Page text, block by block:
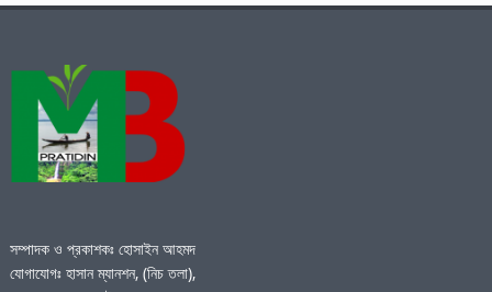
সম্পাদক ও প্রকাশকঃ হোসাইন আহমদ
যোগাযোগঃ হাসান ম্যানশন, (নিচ তলা),